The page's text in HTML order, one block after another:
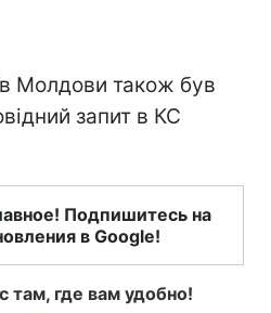
Молдови також був
запит в КС
Подпишитесь на
в Google!
там, где вам удобно!